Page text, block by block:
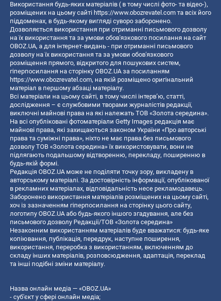
Використання будь-яких матеріалів ( в тому числі фото- та відео-),
розміщених на цьому сайті https://www.obozrevatel.com та всіх його
піддоменах, в будь-якому вигляді суворо заборонено.
Дозволяється використання при отриманні письмового дозволу
на їх використання та за умови обов'язкового посилання на сайт
OBOZ.UA, а для інтернет-видань - при отриманні письмового
дозволу на їх використання та за умови обов'язкового
розміщення прямого, відкритого для пошукових систем,
гіперпосилання на сторінку OBOZ.UA за посиланням
https://www.obozrevatel.com, на якій розміщено оригінальний
матеріал в першому абзаці матеріалу.
Всі матеріали на цьому сайті, в тому числі інтерв’ю, статті,
дослідження – є службовими творами журналістів редакції,
виключні майнові права на які належать ТОВ «Золота середина».
На всі опубліковані фотоматеріали Getty Images редакція має
майнові права, які захищаються законом України «Про авторські
права та суміжні права», ніхто не має права без письмового
дозволу ТОВ «Золота середина» їх використовувати, вони не
підлягають подальшому відтворенню, перекладу, поширенню в
будь-якій формі.
Редакція OBOZ.UA може не поділяти точку зору, викладену в
авторському матеріалі. За достовірність інформації, опублікованої
в рекламних матеріалах, відповідальність несе рекламодавець.
Заборонено використання матеріалів розміщених на цьому сайті,
хоч із зазначенням гіперпосилання на сторінку цього сайту,
логотипу OBOZ.UA або будь-якого іншого згадування, але без
письмового дозволу Редакції/ТОВ «Золота середина»
Незаконним використанням матеріалів буде вважатися: будь-яке
копiювання, публiкацiя, передрук, наступне поширення,
використання, переробка з використанням, включенням до
складу інших матеріалів, розповсюдження, адаптація, переклад
та інші подібні зміни матеріалу.
Назва онлайн медіа — «OBOZ.UA»
- суб'єкт у сфері онлайн медіа;